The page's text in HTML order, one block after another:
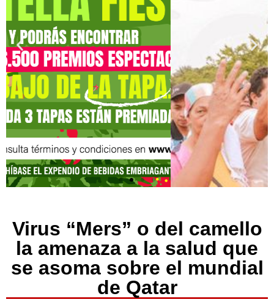
Virus “Mers” o del camello
la amenaza a la salud que
se asoma sobre el mundial
de Qatar